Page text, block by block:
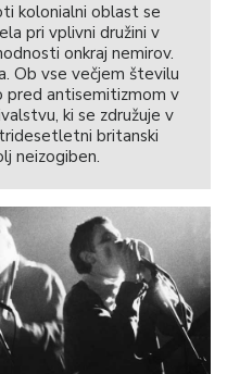
kolonialni oblast se
pri vplivni družini v
onkraj nemirov.
Ob vse večjem številu
pred antisemitizmom v
ki se združuje v
britanski
neizogiben.